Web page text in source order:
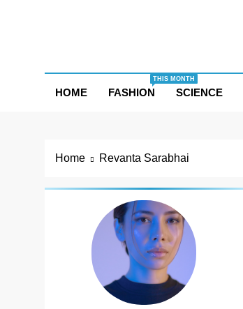
HOME FASHION
THIS MONTH
SCIENCE
Home Revanta Sarabhai